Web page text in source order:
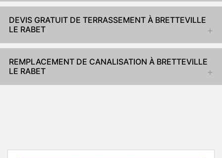
DEVIS GRATUIT DE TERRASSEMENT À BRETTEVILLE
LE RABET
REMPLACEMENT DE CANALISATION À BRETTEVILLE
LE RABET